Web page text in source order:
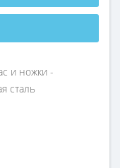
и ножки -
сталь